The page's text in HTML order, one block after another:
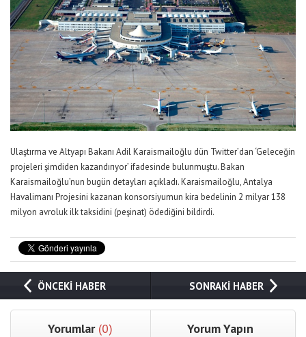
Ulaştırma ve Altyapı Bakanı Adil Karaismailoğlu dün Twitter’dan ‘Geleceğin
projeleri şimdiden kazandırıyor’ ifadesinde bulunmuştu. Bakan
Karaismailoğlu’nun bugün detayları açıkladı. Karaismailoğlu, Antalya
Havalimanı Projesini kazanan konsorsiyumun kira bedelinin 2 milyar 138
milyon avroluk ilk taksidini (peşinat) ödediğini bildirdi.
ÖNCEKİ HABER SONRAKİ HABER
Yorumlar (0) Yorum Yapın